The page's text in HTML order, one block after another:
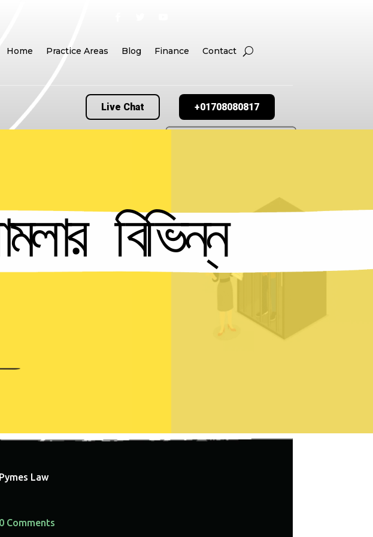
Home Practice Areas Blog Finance Contact
Live Chat +01708080817
বিভিন্ন
Pymes Law
0 Comments